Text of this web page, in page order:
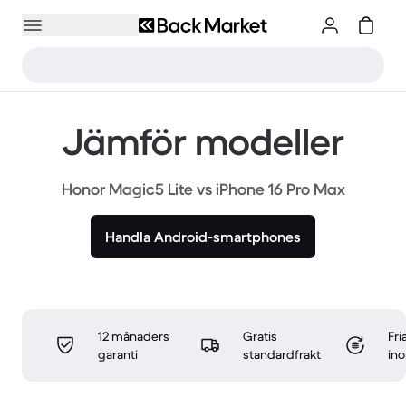
Jämför modeller
Honor Magic5 Lite vs iPhone 16 Pro Max
Handla Android-smartphones
12 månaders
garanti
Gratis
standardfrakt